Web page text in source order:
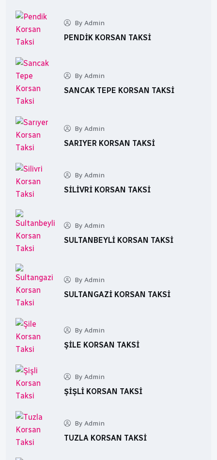
By Admin
PENDIK KORSAN TAKSI
By Admin
SANCAK TEPE KORSAN TAKSI
By Admin
SARIYER KORSAN TAKSI
By Admin
SILIVRI KORSAN TAKSI
By Admin
SULTANBEYLI KORSAN TAKSI
By Admin
SULTANGAZI KORSAN TAKSI
By Admin
ŞILE KORSAN TAKSI
By Admin
ŞIŞLI KORSAN TAKSI
By Admin
TUZLA KORSAN TAKSI